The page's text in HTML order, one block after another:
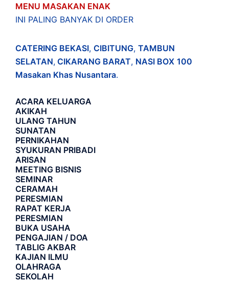
MENU MASAKAN ENAK
INI PALING BANYAK DI ORDER
CATERING BEKASI, CIBITUNG, TAMBUN
SELATAN, CIKARANG BARAT, NASI BOX 100
Masakan Khas Nusantara.
ACARA KELUARGA
AKIKAH
ULANG TAHUN
SUNATAN
PERNIKAHAN
SYUKURAN PRIBADI
ARISAN
MEETING BISNIS
SEMINAR
CERAMAH
PERESMIAN
RAPAT KERJA
PERESMIAN
BUKA USAHA
PENGAJIAN / DOA
TABLIG AKBAR
KAJIAN ILMU
OLAHRAGA
SEKOLAH